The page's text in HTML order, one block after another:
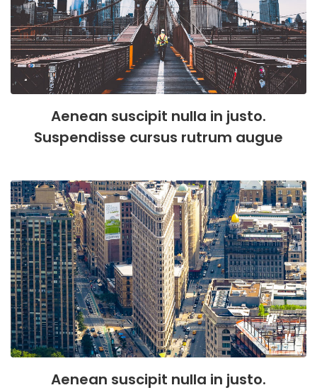
Aenean suscipit nulla in justo.
Suspendisse cursus rutrum augue
Aenean suscipit nulla in justo.